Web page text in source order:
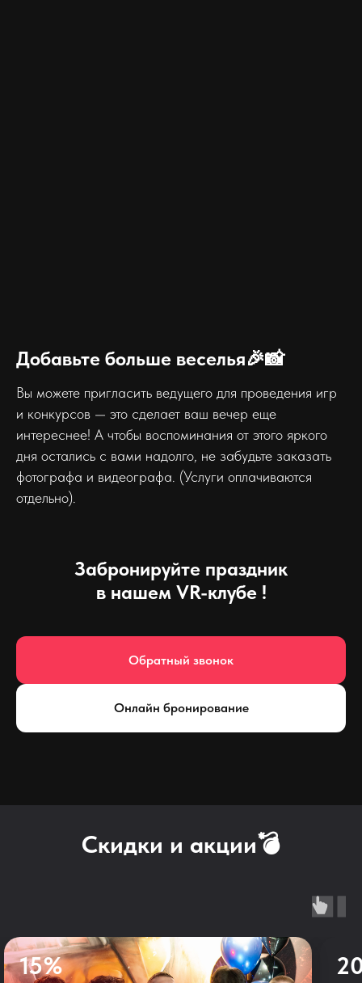
Добавьте больше веселья🎉📸
Вы можете пригласить ведущего для проведения игр
и конкурсов — это сделает ваш вечер еще
интереснее! А чтобы воспоминания от этого яркого
дня остались с вами надолго, не забудьте заказать
фотографа и видеографа. (Услуги оплачиваются
отдельно).
Забронируйте праздник
в нашем VR-клубе !
Обратный звонок
Онлайн бронирование
Скидки и акции💣
15%